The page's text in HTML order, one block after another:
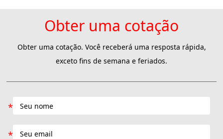
Obter uma cotação
Obter uma cotação. Você receberá uma resposta rápida,
exceto fins de semana e feriados.